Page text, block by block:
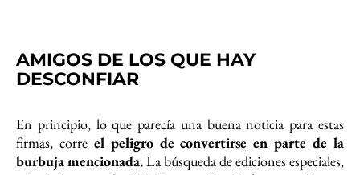
AMIGOS DE LOS QUE HAY
DESCONFIAR
En principio, lo que parecía una buena noticia para estas
firmas, corre el peligro de convertirse en parte de la
burbuja mencionada.La búsqueda de ediciones especiales,